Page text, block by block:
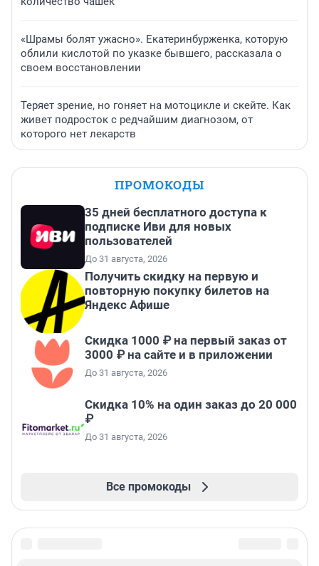
«Шрамы болят ужасно». Екатеринбурженка, которую
облили кислотой по указке бывшего, рассказала о
своем восстановлении
Теряет зрение, но гоняет на мотоцикле и скейте. Как
живет подросток с редчайшим диагнозом, от
которого нет лекарств
ПРОМОКОДЫ
35 дней бесплатного доступа к
подписке Иви для новых
пользователей
До 31 августа, 2026
Получить скидку на первую и
повторную покупку билетов на
Яндекс Афише
Скидка 1000 ₽ на первый заказ от
3000 ₽ на сайте и в приложении
До 31 августа, 2026
Скидка 10% на один заказ до 20 000
₽
До 31 августа, 2026
Все промокоды